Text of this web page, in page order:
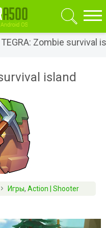
Zombie survival
island
Игры, Action | Shooter